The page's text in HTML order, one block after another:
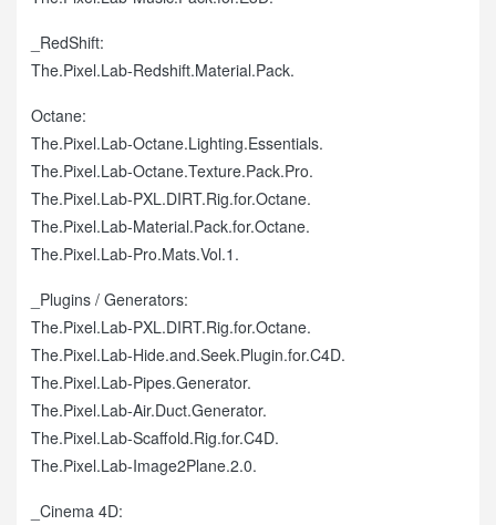
_RedShift:
The.Pixel.Lab-Redshift.Material.Pack.
Octane:
The.Pixel.Lab-Octane.Lighting.Essentials.
The.Pixel.Lab-Octane.Texture.Pack.Pro.
The.Pixel.Lab-PXL.DIRT.Rig.for.Octane.
The.Pixel.Lab-Material.Pack.for.Octane.
The.Pixel.Lab-Pro.Mats.Vol.1.
_Plugins / Generators:
The.Pixel.Lab-PXL.DIRT.Rig.for.Octane.
The.Pixel.Lab-Hide.and.Seek.Plugin.for.C4D.
The.Pixel.Lab-Pipes.Generator.
The.Pixel.Lab-Air.Duct.Generator.
The.Pixel.Lab-Scaffold.Rig.for.C4D.
The.Pixel.Lab-Image2Plane.2.0.
_Cinema 4D: